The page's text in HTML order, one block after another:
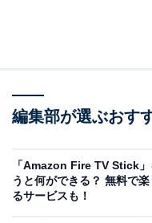
Ankerの「AC式充電
に！ 18％オフで登場
編集部が選ぶおす
「Amazon Fire TV Stick
うと何ができる？ 無料で
るサービスも！